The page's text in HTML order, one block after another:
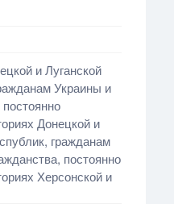
и Луганской
Украины и
Донецкой и
гражданам
постоянно
Херсонской и